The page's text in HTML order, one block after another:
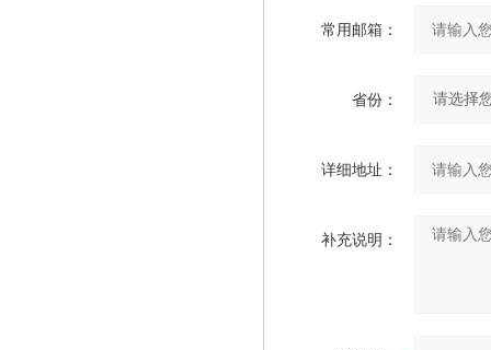
常用邮箱：
省份：
详细地址：
补充说明：